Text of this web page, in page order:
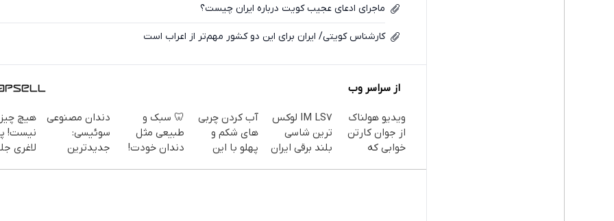
ماجرای ادعای عجیب کویت درباره ایران چیست؟
کارشناس کویتی/ ایران برای این دو کشور مهم‌تر از اعراب است
از سراسر وب
ویدیو هولناک
از جوان کارتن
خوابی که
IM LS7 لوکس
ترین شاسی
بلند برقی ایران
آب کردن چربی
های شکم و
پهلو با این
🦷 سبک و
طبیعی مثل
دندان خودت!
دندان مصنوعی
سوئیسی:
جدیدترین
هیچ
نیست!
لاغری